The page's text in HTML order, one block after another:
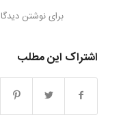
برای نوشتن
اشتراک این مطلب